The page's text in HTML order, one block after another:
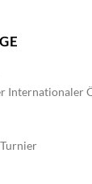
Internationaler